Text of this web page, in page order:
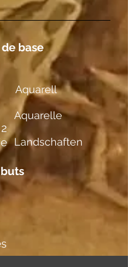
base
Aquarell
Aquarelle
Landschaften